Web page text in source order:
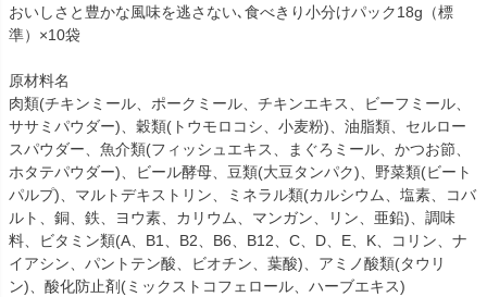
おいしさと豊かな風味を逃さない､食べきり小分けパック18g（標
準）×10袋
原材料名
肉類(チキンミール、ポークミール、チキンエキス、ビーフミール、
ササミパウダー)、穀類(トウモロコシ、小麦粉)、油脂類、セルロー
スパウダー、魚介類(フィッシュエキス、まぐろミール、かつお節、
ホタテパウダー)、ビール酵母、豆類(大豆タンパク)、野菜類(ビート
パルプ)、マルトデキストリン、ミネラル類(カルシウム、塩素、コバ
ルト、銅、鉄、ヨウ素、カリウム、マンガン、リン、亜鉛)、調味
料、ビタミン類(A、B1、B2、B6、B12、C、D、E、K、コリン、ナ
イアシン、パントテン酸、ビオチン、葉酸)、アミノ酸類(タウリ
ン)、酸化防止剤(ミックストコフェロール、ハーブエキス)